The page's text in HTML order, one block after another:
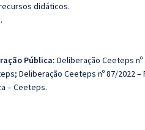
didáticos.
Pública: Deliberação Ceeteps nº
Deliberação Ceeteps nº 87/2022 –
– Ceeteps.